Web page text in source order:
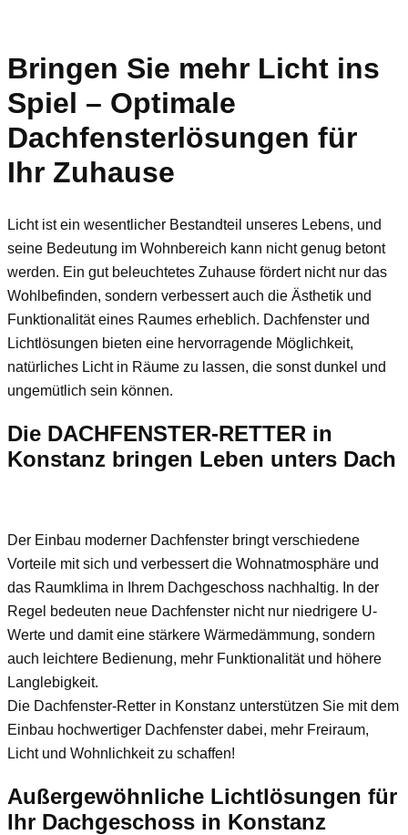
Bringen Sie mehr Licht ins
Spiel – Optimale
Dachfensterlösungen für
Ihr Zuhause
Licht ist ein wesentlicher Bestandteil unseres Lebens, und
seine Bedeutung im Wohnbereich kann nicht genug betont
werden. Ein gut beleuchtetes Zuhause fördert nicht nur das
Wohlbefinden, sondern verbessert auch die Ästhetik und
Funktionalität eines Raumes erheblich. Dachfenster und
Lichtlösungen bieten eine hervorragende Möglichkeit,
natürliches Licht in Räume zu lassen, die sonst dunkel und
ungemütlich sein können.
Die DACHFENSTER-RETTER in
Konstanz bringen Leben unters Dach
Der Einbau moderner Dachfenster bringt verschiedene
Vorteile mit sich und verbessert die Wohnatmosphäre und
das Raumklima in Ihrem Dachgeschoss nachhaltig. In der
Regel bedeuten neue Dachfenster nicht nur niedrigere U-
Werte und damit eine stärkere Wärmedämmung, sondern
auch leichtere Bedienung, mehr Funktionalität und höhere
Langlebigkeit.
Die Dachfenster-Retter in Konstanz unterstützen Sie mit dem
Einbau hochwertiger Dachfenster dabei, mehr Freiraum,
Licht und Wohnlichkeit zu schaffen!
Außergewöhnliche Lichtlösungen für
Ihr Dachgeschoss in Konstanz